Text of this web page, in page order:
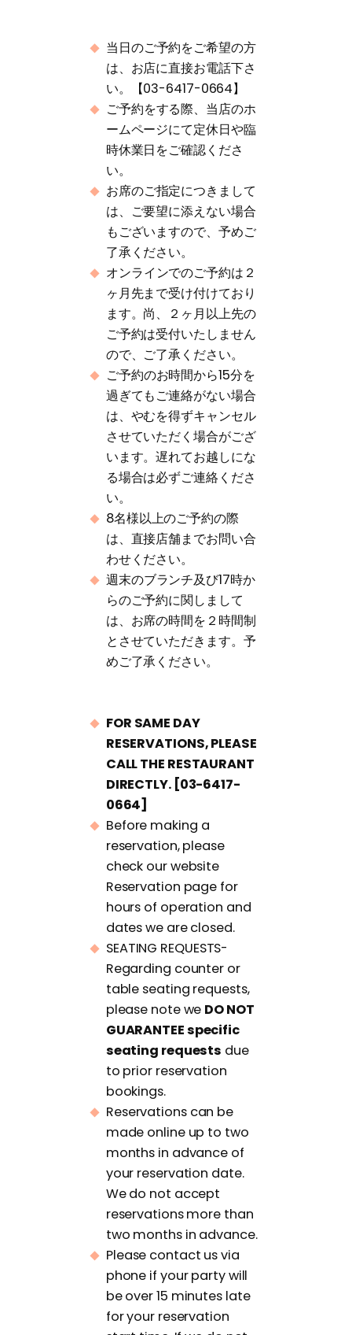
当日のご予約をご希望の方
は、お店に直接お電話下さ
い。【03-6417-0664】
ご予約をする際、当店のホ
ームページにて定休日や臨
時休業日をご確認くださ
い。
お席のご指定につきまして
は、ご要望に添えない場合
もございますので、予めご
了承ください。
オンラインでのご予約は２
ヶ月先まで受け付けており
ます。尚、２ヶ月以上先の
ご予約は受付いたしません
ので、ご了承ください。
ご予約のお時間から15分を
過ぎてもご連絡がない場合
は、やむを得ずキャンセル
させていただく場合がござ
います。遅れてお越しにな
る場合は必ずご連絡くださ
い。
8名様以上のご予約の際
は、直接店舗までお問い合
わせください。
週末のブランチ及び17時か
らのご予約に関しまして
は、お席の時間を２時間制
とさせていただきます。予
めご了承ください。
FOR SAME DAY
RESERVATIONS, PLEASE
CALL THE RESTAURANT
DIRECTLY. [03-6417-
0664]
Before making a
reservation, please
check our website
Reservation page for
hours of operation and
dates we are closed.
SEATING REQUESTS-
Regarding counter or
table seating requests,
please note we DO NOT
GUARANTEE specific
seating requests due
to prior reservation
bookings.
Reservations can be
made online up to two
months in advance of
your reservation date.
We do not accept
reservations more than
two months in advance.
Please contact us via
phone if your party will
be over 15 minutes late
for your reservation